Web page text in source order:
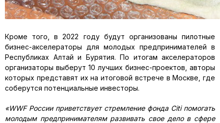
Кроме того, в 2022 году будут организованы пилотные
бизнес-акселераторы для молодых предпринимателей в
Республиках Алтай и Бурятия. По итогам акселераторов
организаторы выберут 10 лучших бизнес-проектов, авторы
которых представят их на итоговой встрече в Москве, где
соберутся потенциальные инвесторы.
«WWF России приветствует стремление фонда Citi помогать
молодым предпринимателям развивать свое дело в сфере